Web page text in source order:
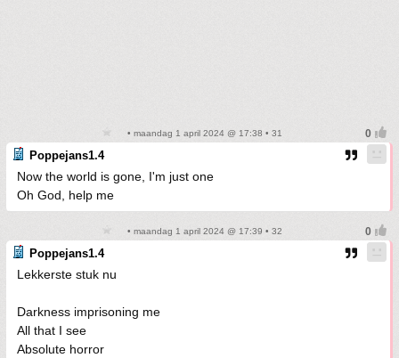
• maandag 1 april 2024 @ 17:38 • 31
Poppejans1.4
Now the world is gone, I'm just one
Oh God, help me
• maandag 1 april 2024 @ 17:39 • 32
Poppejans1.4
Lekkerste stuk nu
Darkness imprisoning me
All that I see
Absolute horror